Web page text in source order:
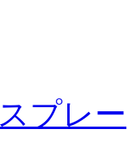
プレー